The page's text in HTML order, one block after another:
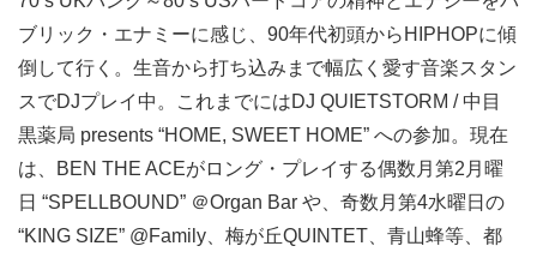
ブリック・エナミーに感じ、90年代初頭からHIPHOPに傾
倒して行く。生音から打ち込みまで幅広く愛す音楽スタン
スでDJプレイ中。これまでにはDJ QUIETSTORM / 中目
黒薬局 presents “HOME, SWEET HOME” への参加。現在
は、BEN THE ACEがロング・プレイする偶数月第2月曜
日 “SPELLBOUND” ＠Organ Bar や、奇数月第4水曜日の
“KING SIZE” @Family、梅が丘QUINTET、青山蜂等、都